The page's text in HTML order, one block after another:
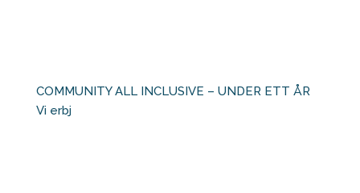
COMMUNITY ALL INCLUSIVE – UNDER ETT ÅR ⁠ ⁠
Vi erbj